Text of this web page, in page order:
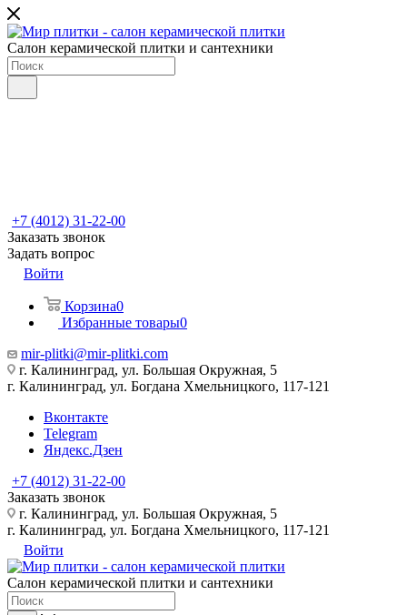
Салон керамической плитки и сантехники
+7 (4012) 31-22-00
Заказать звонок
Задать вопрос
Войти
Корзина0
Избранные товары0
mir-plitki@mir-plitki.com
г. Калининград, ул. Большая Окружная, 5
г. Калининград, ул. Богдана Хмельницкого, 117-121
Вконтакте
Telegram
Яндекс.Дзен
+7 (4012) 31-22-00
Заказать звонок
г. Калининград, ул. Большая Окружная, 5
г. Калининград, ул. Богдана Хмельницкого, 117-121
Войти
Салон керамической плитки и сантехники